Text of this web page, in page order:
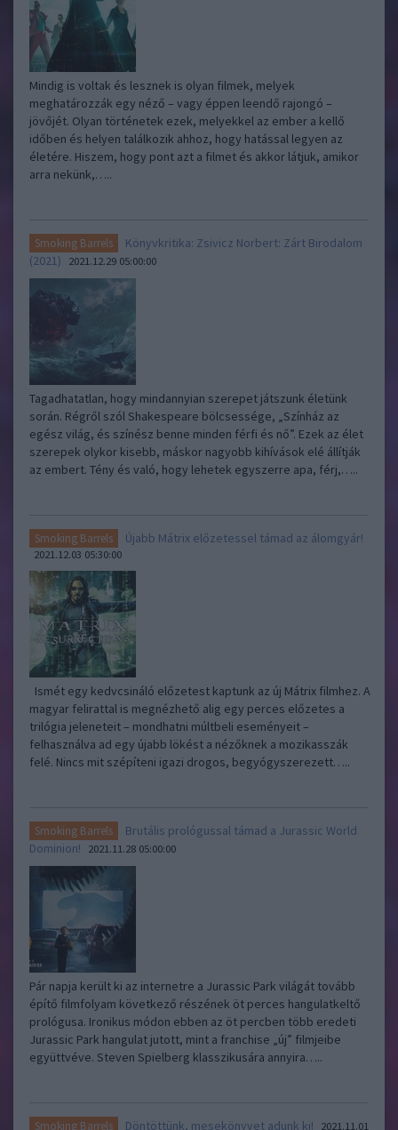
Mindig is voltak és lesznek is olyan filmek, melyek
meghatározzák egy néző – vagy éppen leendő rajongó –
jövőjét. Olyan történetek ezek, melyekkel az ember a kellő
időben és helyen találkozik ahhoz, hogy hatással legyen az
életére. Hiszem, hogy pont azt a filmet és akkor látjuk, amikor
arra nekünk,…..
Smoking Barrels
Könyvkritika: Zsivicz Norbert: Zárt Birodalom
(2021)
2021.12.29 05:00:00
Tagadhatatlan, hogy mindannyian szerepet játszunk életünk
során. Régről szól Shakespeare bölcsessége, „Színház az
egész világ, és színész benne minden férfi és nő”. Ezek az élet
szerepek olykor kisebb, máskor nagyobb kihívások elé állítják
az embert. Tény és való, hogy lehetek egyszerre apa, férj,…..
Smoking Barrels Újabb Mátrix előzetessel támad az álomgyár!
2021.12.03 05:30:00
Ismét egy kedvcsináló előzetest kaptunk az új Mátrix filmhez. A
magyar felirattal is megnézhető alig egy perces előzetes a
trilógia jeleneteit – mondhatni múltbeli eseményeit –
felhasználva ad egy újabb lökést a nézőknek a mozikasszák
felé. Nincs mit szépíteni igazi drogos, begyógyszerezett…..
Smoking Barrels
Brutális prológussal támad a Jurassic World
Dominion!
2021.11.28 05:00:00
Pár napja került ki az internetre a Jurassic Park világát tovább
építő filmfolyam következő részének öt perces hangulatkeltő
prológusa. Ironikus módon ebben az öt percben több eredeti
Jurassic Park hangulat jutott, mint a franchise „új” filmjeibe
együttvéve. Steven Spielberg klasszikusára annyira…..
Smoking Barrels Döntöttünk, mesekönyvet adunk ki! 2021.11.01